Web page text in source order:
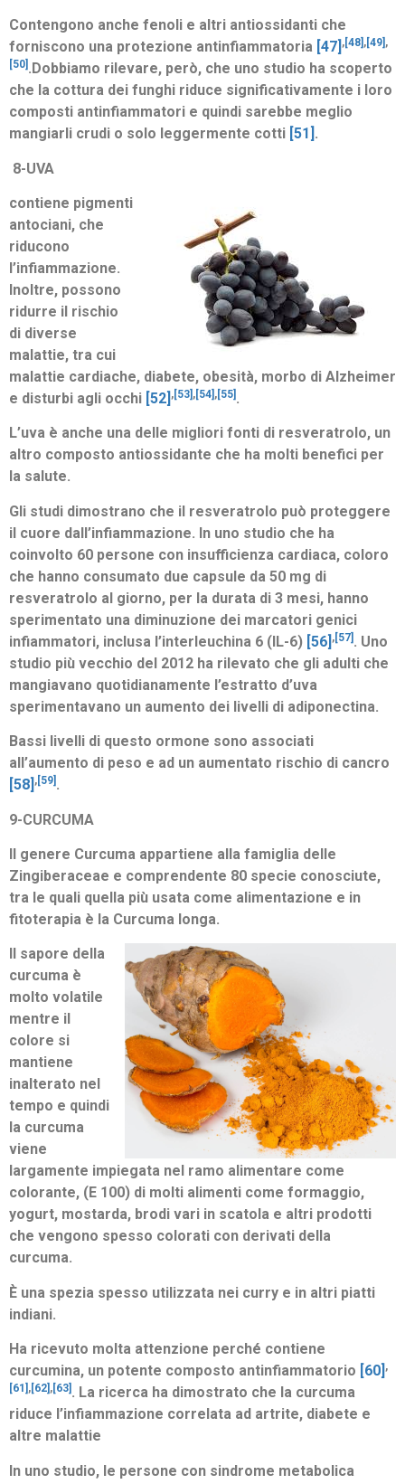
Contengono anche fenoli e altri antiossidanti che
forniscono una protezione antinfiammatoria [47] , [48] , [49] ,
[50] . Dobbiamo rilevare, però, che uno studio ha scoperto
che la cottura dei funghi riduce significativamente i loro
composti antinfiammatori e quindi sarebbe meglio
mangiarli crudi o solo leggermente cotti [51] .
8-UVA
contiene pigmenti
antociani, che
riducono
l’infiammazione.
Inoltre, possono
ridurre il rischio
di diverse
malattie, tra cui
malattie cardiache, diabete, obesità, morbo di Alzheimer
e disturbi agli occhi [52] , [53] , [54] , [55] .
L’uva è anche una delle migliori fonti di resveratrolo, un
altro composto antiossidante che ha molti benefici per
la salute.
Gli studi dimostrano che il resveratrolo può proteggere
il cuore dall’infiammazione. In uno studio che ha
coinvolto 60 persone con insufficienza cardiaca, coloro
che hanno consumato due capsule da 50 mg di
resveratrolo al giorno, per la durata di 3 mesi, hanno
sperimentato una diminuzione dei marcatori genici
infiammatori, inclusa l’interleuchina 6 (IL-6) [56] ,[57] . Uno
studio più vecchio del 2012 ha rilevato che gli adulti che
mangiavano quotidianamente l’estratto d’uva
sperimentavano un aumento dei livelli di adiponectina.
Bassi livelli di questo ormone sono associati
all’aumento di peso e ad un aumentato rischio di cancro
[58] , [59] .
9-CURCUMA
Il genere Curcuma appartiene alla famiglia delle
Zingiberaceae e comprendente 80 specie conosciute,
tra le quali quella più usata come alimentazione e in
fitoterapia è la Curcuma longa.
Il sapore della
curcuma è
molto volatile
mentre il
colore si
mantiene
inalterato nel
tempo e quindi
la curcuma
viene
largamente impiegata nel ramo alimentare come
colorante, (E 100) di molti alimenti come formaggio,
yogurt, mostarda, brodi vari in scatola e altri prodotti
che vengono spesso colorati con derivati della
curcuma.
È una spezia spesso utilizzata nei curry e in altri piatti
indiani.
Ha ricevuto molta attenzione perché contiene
curcumina, un potente composto antinfiammatorio [60] ,
[61] , [62] , [63] . La ricerca ha dimostrato che la curcuma
riduce l’infiammazione correlata ad artrite, diabete e
altre malattie
In uno studio, le persone con sindrome metabolica